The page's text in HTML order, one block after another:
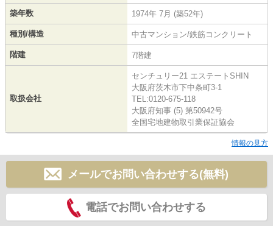
築年数 1974年 7月 (築52年)
種別/構造 中古マンション/鉄筋コンクリート
階建 7階建
取扱会社
センチュリー21 エステートSHIN
大阪府茨木市下中条町3-1
TEL:0120-675-118
大阪府知事 (5) 第50942号
全国宅地建物取引業保証協会
情報の見方
メールでお問い合わせする(無料)
電話でお問い合わせする